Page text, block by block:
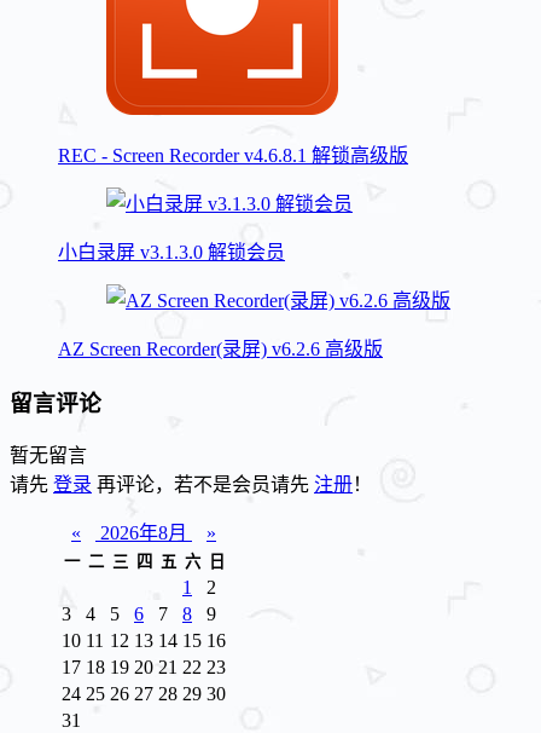
REC - Screen Recorder v4.6.8.1 解锁高级版
小白录屏 v3.1.3.0 解锁会员
AZ Screen Recorder(录屏) v6.2.6 高级版
留言评论
暂无留言
请先 登录 再评论，若不是会员请先 注册！
« 2026年8月 »
一 二 三 四 五 六 日
1
2
3
4 5 6 7 8
9
10 11 12 13 14 15 16
17 18 19 20 21 22 23
24 25 26 27 28 29 30
31